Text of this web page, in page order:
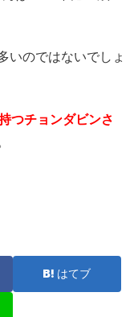
いのではないでしょ
つチョンダビンさ
はてブ